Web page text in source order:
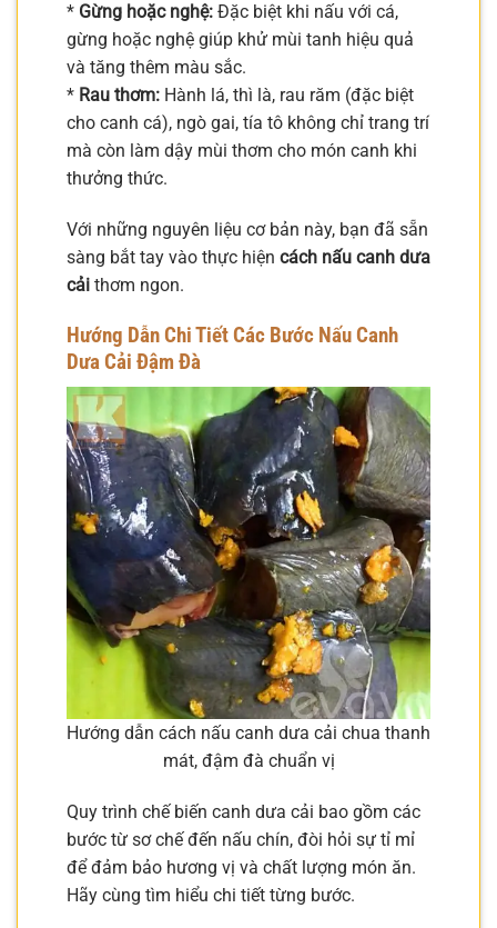
* Gừng hoặc nghệ: Đặc biệt khi nấu với cá,
gừng hoặc nghệ giúp khử mùi tanh hiệu quả
và tăng thêm màu sắc.
* Rau thơm: Hành lá, thì là, rau răm (đặc biệt
cho canh cá), ngò gai, tía tô không chỉ trang trí
mà còn làm dậy mùi thơm cho món canh khi
thưởng thức.
Với những nguyên liệu cơ bản này, bạn đã sẵn
sàng bắt tay vào thực hiện cách nấu canh dưa
cải thơm ngon.
Hướng Dẫn Chi Tiết Các Bước Nấu Canh
Dưa Cải Đậm Đà
Hướng dẫn cách nấu canh dưa cải chua thanh
mát, đậm đà chuẩn vị
Quy trình chế biến canh dưa cải bao gồm các
bước từ sơ chế đến nấu chín, đòi hỏi sự tỉ mỉ
để đảm bảo hương vị và chất lượng món ăn.
Hãy cùng tìm hiểu chi tiết từng bước.